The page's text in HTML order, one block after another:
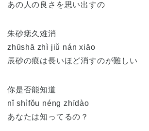
あの人の良さを思い出すの
朱砂痣久难消
zhūshā zhì jiǔ nán xiāo
辰砂の痕は長いほど消すのが難しい
你是否能知道
nǐ shìfǒu néng zhīdào
あなたは知ってるの？